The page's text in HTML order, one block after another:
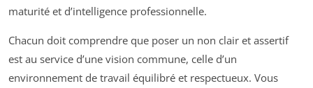
maturité et d’intelligence professionnelle.
Chacun doit comprendre que poser un non clair et assertif
est au service d’une vision commune, celle d’un
environnement de travail équilibré et respectueux. Vous